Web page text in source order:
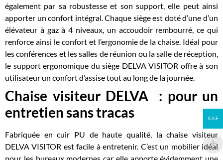
également par sa robustesse et son support, elle peut ainsi
apporter un confort intégral. Chaque siège est doté d’une d’un
élévateur à gaz à 4 niveaux, un accoudoir rembourré, ce qui
renforce ainsi le confort et l’ergonomie de la chaise. Idéal pour
les conférences et les salles de réunion ou la salle de réception,
le support ergonomique du siège DELVA VISITOR offre à son
utilisateur un confort d’assise tout au long de la journée.
Chaise visiteur DELVA : pour un
entretien sans tracas
Fabriquée en cuir PU de haute qualité, la chaise visiteur
DELVA VISITOR est facile à entretenir. C’est un mobilier idéal
XAF